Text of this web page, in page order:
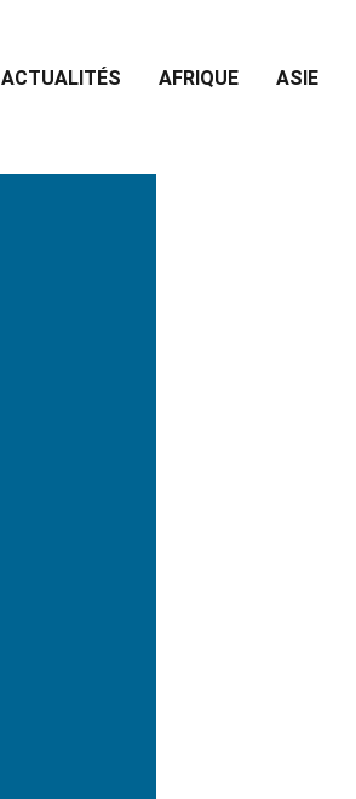
ACTUALITÉS AFRIQUE ASIE